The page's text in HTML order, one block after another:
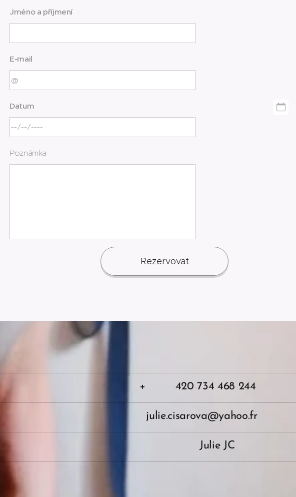
Jméno a příjmení
E-mail
Datum
Poznámka
Rezervovat
+ 420 734 468 244
julie.cisarova@yahoo.fr
Julie JC